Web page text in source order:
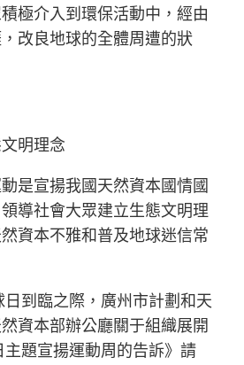
極介入到環保活動中，經由
改良地球的全體周遭的狀
明理念
是宣揚我國天然資本國情國
導社會大眾建立生態文明理
資本不雅和普及地球迷信常
到臨之際，廣州市計劃和天
資本部辦公廳關于組織展開
題宣揚運動周的告訴》請